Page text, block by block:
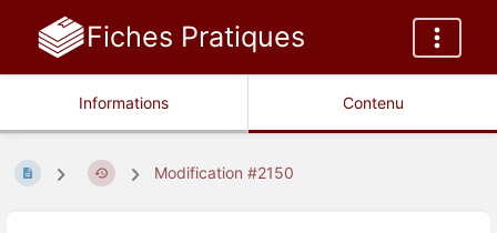
Fiches Pratiques
Informations Contenu
Modification #2150